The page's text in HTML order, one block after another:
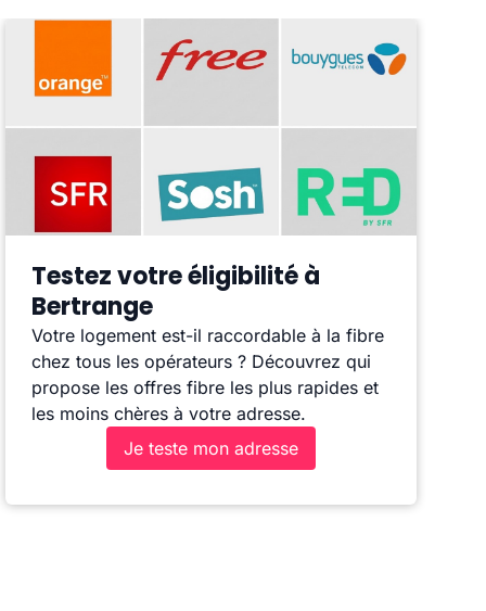
Testez votre éligibilité à
Bertrange
Votre logement est-il raccordable à la fibre
chez tous les opérateurs ? Découvrez qui
propose les offres fibre les plus rapides et
les moins chères à votre adresse.
Je teste mon adresse